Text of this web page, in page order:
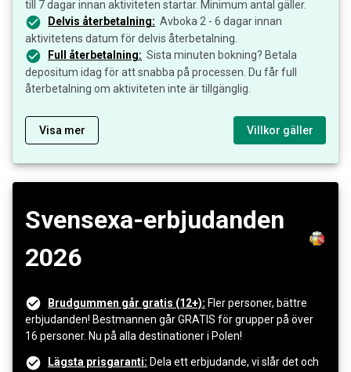
till 7 dagar innan aktiviteten startar. Minimum antal gäller.
Delvis återbetalning: Avboka 2 - 6 dagar innan
aktivitetens datum för delvis återbetalning.
Full återbetalning: Sista minuten bokning? Betala
depositum idag för att snabba på processen. Du får full
återbetalning om aktiviteten inte är tillgänglig.
Visa mer Villkor gäller
Svensexa-erbjudanden
2026
Brudgummen går gratis (12+): Fler personer, bättre
erbjudanden! Bestmannen går GRATIS för grupper på över
16 personer. Nu på alla destinationer i Polen!
Lägsta prisgaranti: Dela ett erbjudande, vi slår det och